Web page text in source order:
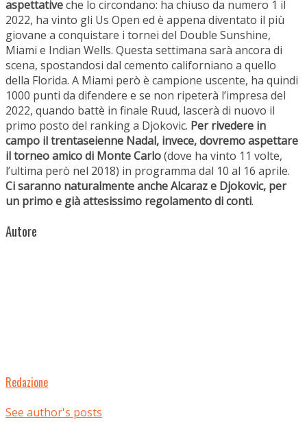
aspettativeche lo circondano: ha chiuso da numero 1 il
2022, ha vinto gli Us Open ed è appena diventato il più
giovane a conquistare i tornei del Double Sunshine,
Miami e Indian Wells. Questa settimana sarà ancora di
scena, spostandosi dal cemento californiano a quello
della Florida. A Miami però è campione uscente, ha quindi
1000 punti da difendere e se non ripeterà l’impresa del
2022, quando battè in finale Ruud, lascerà di nuovo il
primo posto del ranking a Djokovic. Per rivedere in
campo il trentaseienne Nadal, invece, dovremo aspettare
il torneo amico di Monte Carlo(dove ha vinto 11 volte,
l’ultima però nel 2018) in programma dal 10 al 16 aprile.
Ci saranno naturalmente anche Alcaraz e Djokovic, per
un primo e già attesissimo regolamento di conti.
Autore
Redazione
See author's posts